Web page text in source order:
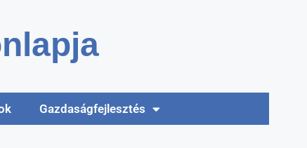
Gazdaságfejlesztés